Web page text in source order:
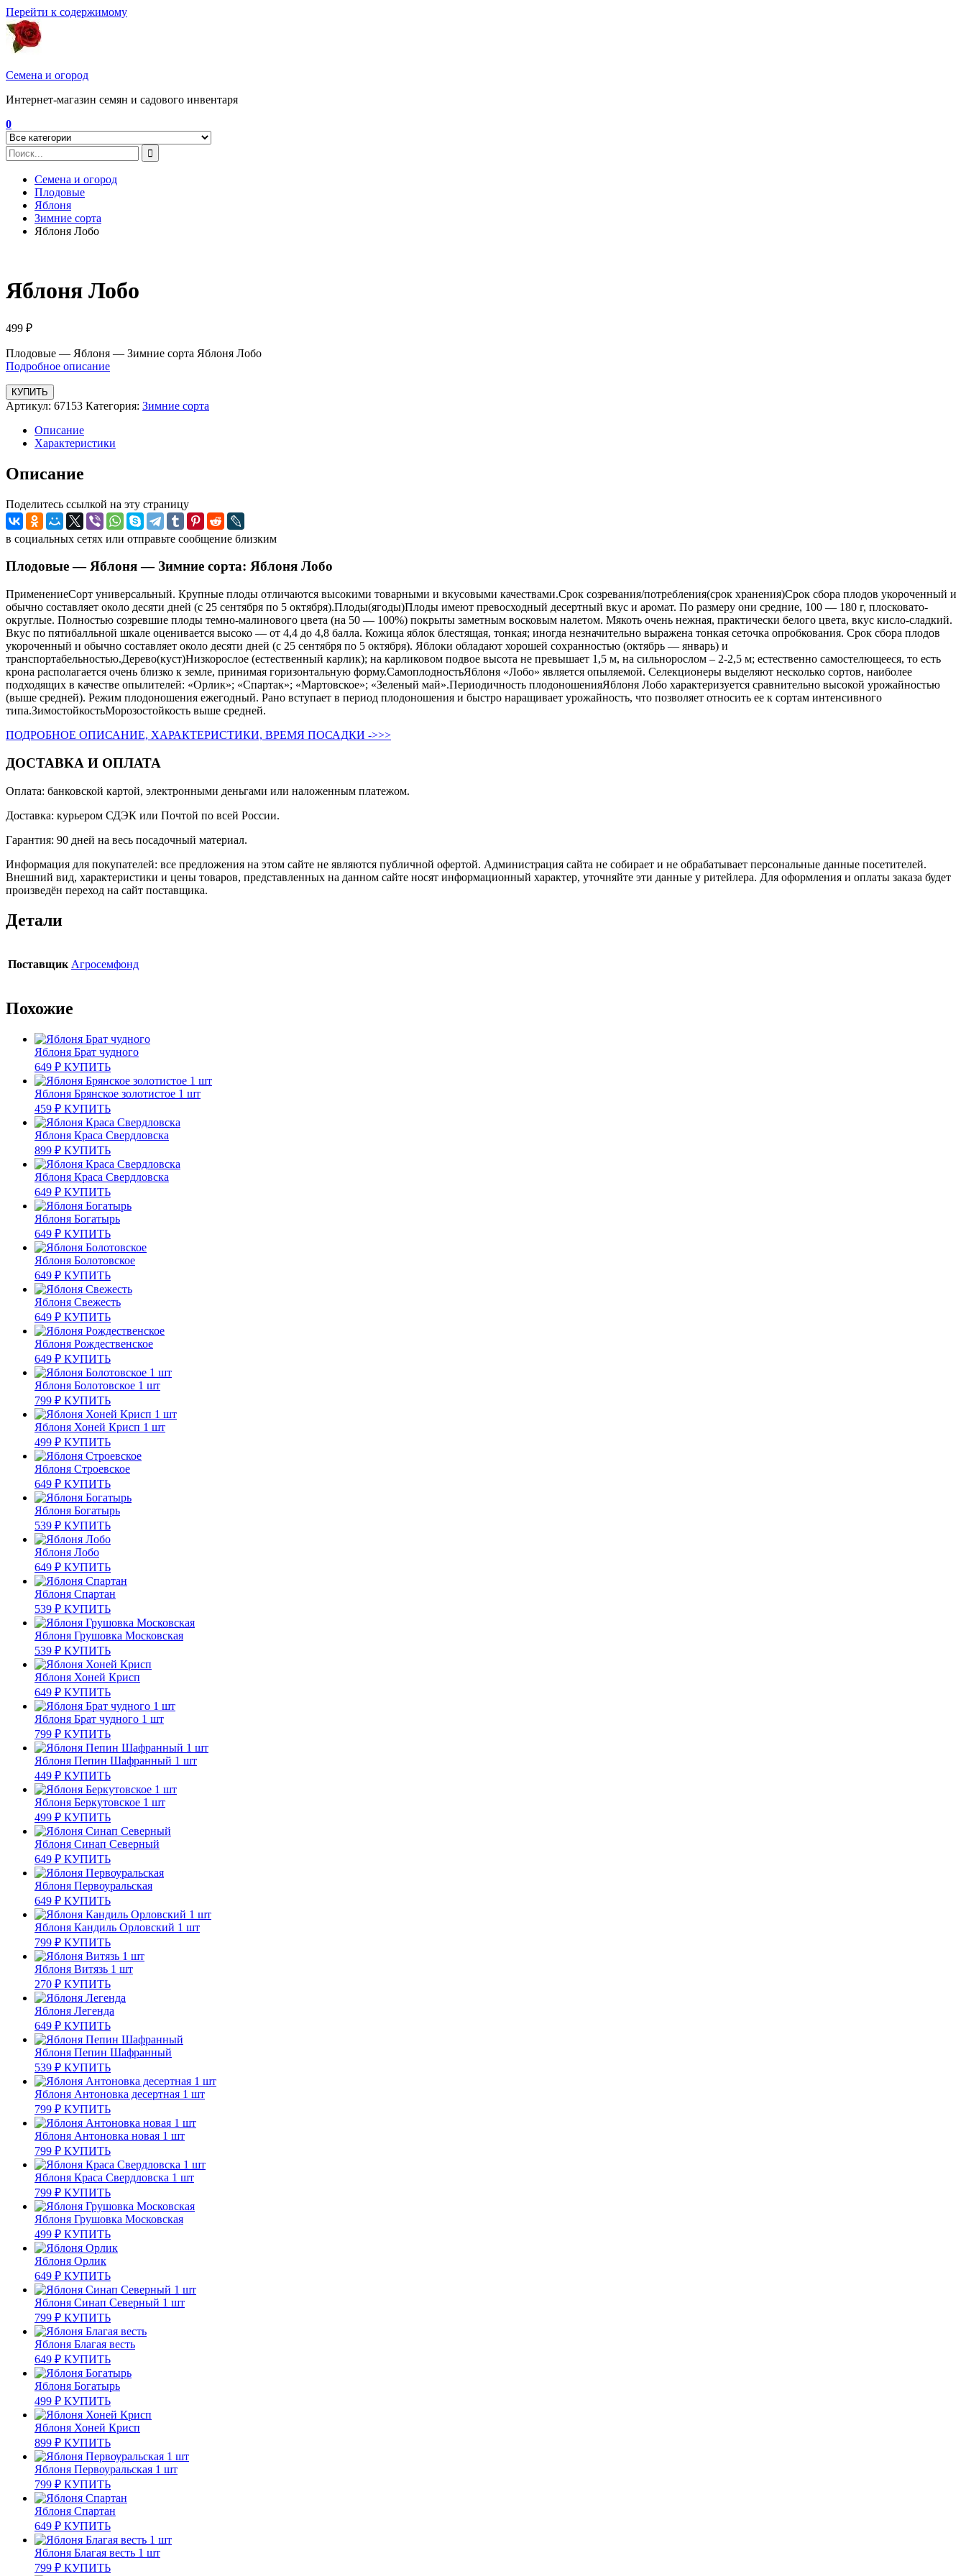
Перейти к содержимому
Семена и огород
Интернет-магазин семян и садового инвентаря
0
Семена и огород
Плодовые
Яблоня
Зимние сорта
Яблоня Лобо
Яблоня Лобо
499 ₽
Плодовые — Яблоня — Зимние сорта Яблоня Лобо
Подробное описание
КУПИТЬ
Артикул: 67153 Категория: Зимние сорта
Описание
Характеристики
Описание
Поделитесь ссылкой на эту страницу
в социальных сетях или отправьте сообщение близким
Плодовые — Яблоня — Зимние сорта: Яблоня Лобо
ПрименениеСорт универсальный. Крупные плоды отличаются высокими товарными и вкусовыми качествами.Срок созревания/потребления(срок хранения)Срок сбора плодов укороченный и
обычно составляет около десяти дней (с 25 сентября по 5 октября).Плоды(ягоды)Плоды имеют превосходный десертный вкус и аромат. По размеру они средние, 100 — 180 г, плосковато-
округлые. Полностью созревшие плоды темно-малинового цвета (на 50 — 100%) покрыты заметным восковым налетом. Мякоть очень нежная, практически белого цвета, вкус кисло-сладкий.
Вкус по пятибалльной шкале оценивается высоко — от 4,4 до 4,8 балла. Кожица яблок блестящая, тонкая; иногда незначительно выражена тонкая сеточка опробкования. Срок сбора плодов
укороченный и обычно составляет около десяти дней (с 25 сентября по 5 октября). Яблоки обладают хорошей сохранностью (октябрь — январь) и
транспортабельностью.Дерево(куст)Низкорослое (естественный карлик); на карликовом подвое высота не превышает 1,5 м, на сильнорослом – 2-2,5 м; естественно самостелющееся, то есть
крона располагается очень близко к земле, принимая горизонтальную форму.СамоплодностьЯблоня «Лобо» является опыляемой. Селекционеры выделяют несколько сортов, наиболее
подходящих в качестве опылителей: «Орлик»; «Спартак»; «Мартовское»; «Зеленый май».Периодичность плодоношенияЯблоня Лобо характеризуется сравнительно высокой урожайностью
(выше средней). Режим плодоношения ежегодный. Рано вступает в период плодоношения и быстро наращивает урожайность, что позволяет относить ее к сортам интенсивного
типа.ЗимостойкостьМорозостойкость выше средней.
ПОДРОБНОЕ ОПИСАНИЕ, ХАРАКТЕРИСТИКИ, ВРЕМЯ ПОСАДКИ ->>>
ДОСТАВКА И ОПЛАТА
Оплата: банковской картой, электронными деньгами или наложенным платежом.
Доставка: курьером СДЭК или Почтой по всей России.
Гарантия: 90 дней на весь посадочный материал.
Информация для покупателей: все предложения на этом сайте не являются публичной офертой. Администрация сайта не собирает и не обрабатывает персональные данные посетителей.
Внешний вид, характеристики и цены товаров, представленных на данном сайте носят информационный характер, уточняйте эти данные у ритейлера. Для оформления и оплаты заказа будет
произведён переход на сайт поставщика.
Детали
Поставщик Агросемфонд
Похожие
Яблоня Брат чудного
649 ₽ КУПИТЬ
Яблоня Брянское золотистое 1 шт
459 ₽ КУПИТЬ
Яблоня Краса Свердловска
899 ₽ КУПИТЬ
Яблоня Краса Свердловска
649 ₽ КУПИТЬ
Яблоня Богатырь
649 ₽ КУПИТЬ
Яблоня Болотовское
649 ₽ КУПИТЬ
Яблоня Свежесть
649 ₽ КУПИТЬ
Яблоня Рождественское
649 ₽ КУПИТЬ
Яблоня Болотовское 1 шт
799 ₽ КУПИТЬ
Яблоня Хоней Крисп 1 шт
499 ₽ КУПИТЬ
Яблоня Строевское
649 ₽ КУПИТЬ
Яблоня Богатырь
539 ₽ КУПИТЬ
Яблоня Лобо
649 ₽ КУПИТЬ
Яблоня Спартан
539 ₽ КУПИТЬ
Яблоня Грушовка Московская
539 ₽ КУПИТЬ
Яблоня Хоней Крисп
649 ₽ КУПИТЬ
Яблоня Брат чудного 1 шт
799 ₽ КУПИТЬ
Яблоня Пепин Шафранный 1 шт
449 ₽ КУПИТЬ
Яблоня Беркутовское 1 шт
499 ₽ КУПИТЬ
Яблоня Синап Северный
649 ₽ КУПИТЬ
Яблоня Первоуральская
649 ₽ КУПИТЬ
Яблоня Кандиль Орловский 1 шт
799 ₽ КУПИТЬ
Яблоня Витязь 1 шт
270 ₽ КУПИТЬ
Яблоня Легенда
649 ₽ КУПИТЬ
Яблоня Пепин Шафранный
539 ₽ КУПИТЬ
Яблоня Антоновка десертная 1 шт
799 ₽ КУПИТЬ
Яблоня Антоновка новая 1 шт
799 ₽ КУПИТЬ
Яблоня Краса Свердловска 1 шт
799 ₽ КУПИТЬ
Яблоня Грушовка Московская
499 ₽ КУПИТЬ
Яблоня Орлик
649 ₽ КУПИТЬ
Яблоня Синап Северный 1 шт
799 ₽ КУПИТЬ
Яблоня Благая весть
649 ₽ КУПИТЬ
Яблоня Богатырь
499 ₽ КУПИТЬ
Яблоня Хоней Крисп
899 ₽ КУПИТЬ
Яблоня Первоуральская 1 шт
799 ₽ КУПИТЬ
Яблоня Спартан
649 ₽ КУПИТЬ
Яблоня Благая весть 1 шт
799 ₽ КУПИТЬ